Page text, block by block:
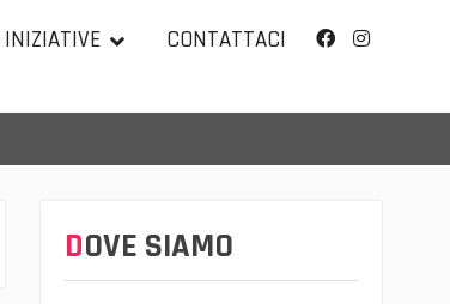
INIZIATIVE CONTATTACI
DOVE SIAMO